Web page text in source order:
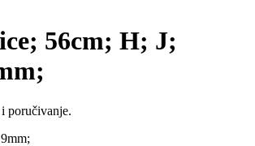
56cm; H; J;
poručivanje.